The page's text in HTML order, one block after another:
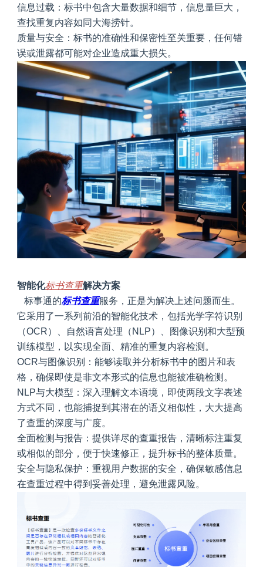
信息过载 ：标书中包含大量数据和细节，信息量巨大，
查找重复内容如同大海捞针。
质量与安全 ：标书的准确性和保密性至关重要，任何错
误或泄露都可能对企业造成重大损失。
智能化标书查重解决方案
标事通的标书查重服务，正是为解决上述问题而生。
它采用了一系列前沿的智能化技术，包括光学字符识别
（OCR）、自然语言处理（NLP）、图像识别和大型预
训练模型，以实现全面、精准的重复内容检测。
OCR与图像识别
：能够读取并分析标书中的图片和表
格，确保即使是非文本形式的信息也能被准确检测。
NLP与大模型 ：深入理解文本语境，即使两段文字表述
方式不同，也能捕捉到其潜在的语义相似性，大大提高
了查重的深度与广度。
全面检测与报告：提供详尽的查重报告，清晰标注重复
或相似的部分，便于快速修正，提升标书的整体质量。
安全与隐私保护 ：重视用户数据的安全，确保敏感信息
在查重过程中得到妥善处理，避免泄露风险。